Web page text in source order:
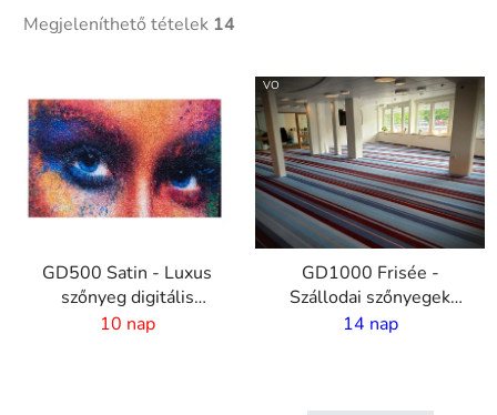
Megjeleníthető tételek 14
m
GD500 Satin - Luxus
szőnyeg digitális
nyomtatással és
10 nap
VO
GD1000 Frisée -
Szállodai szőnyegek
egyedi dizájnnal - 6 mm
14 nap